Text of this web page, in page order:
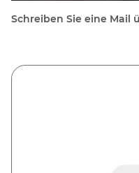
Schreiben Sie eine Mail